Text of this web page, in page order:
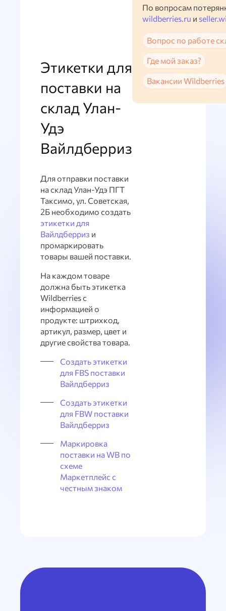
Этикетки для
поставки на
склад Улан-
Удэ
Вайлдберриз
Для отправки поставки
на склад Улан-Удэ ПГТ
Таксимо, ул. Советская,
2Б необходимо создать
этикетки для
Вайлдберриз и
промаркировать
товары вашей поставки.
На каждом товаре
должна быть этикетка
Wildberries с
информацией о
продукте: штрихкод,
артикул, размер, цвет и
другие свойства товара.
Создать этикетки
для FBS поставки
Вайлдберриз
Создать этикетки
для FBW поставки
Вайлдберриз
Маркировка
поставки на WB по
схеме
Маркетплейс с
честным знаком
По вопросам
wildberries.ru и
Вопрос по работе
Где мой заказ?
Вакансии Wildberries